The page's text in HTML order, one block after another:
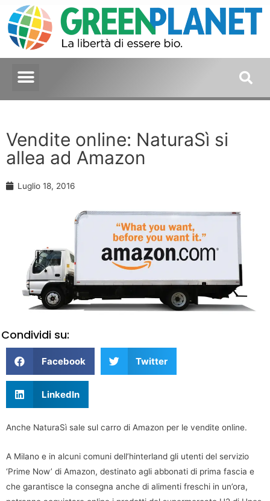
Vendite online: NaturaSì si
allea ad Amazon
Luglio 18, 2016
Condividi su:
Facebook Twitter
LinkedIn
Anche NaturaSì sale sul carro di Amazon per le vendite online.
A Milano e in alcuni comuni dell’hinterland gli utenti del servizio
‘Prime Now’ di Amazon, destinato agli abbonati di prima fascia e
che garantisce la consegna anche di alimenti freschi in un’ora,